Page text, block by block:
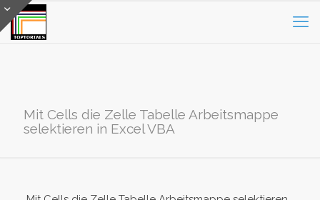
Mit Cells die Zelle Tabelle Arbeitsmappe
selektieren in Excel VBA